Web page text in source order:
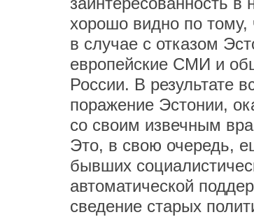
хорошо видно по тому,
в случае с отказом
европейские СМИ и
России. В результате
поражение Эстонии,
со своим извечным
Это, в свою очередь,
бывших
автоматической
сведение старых